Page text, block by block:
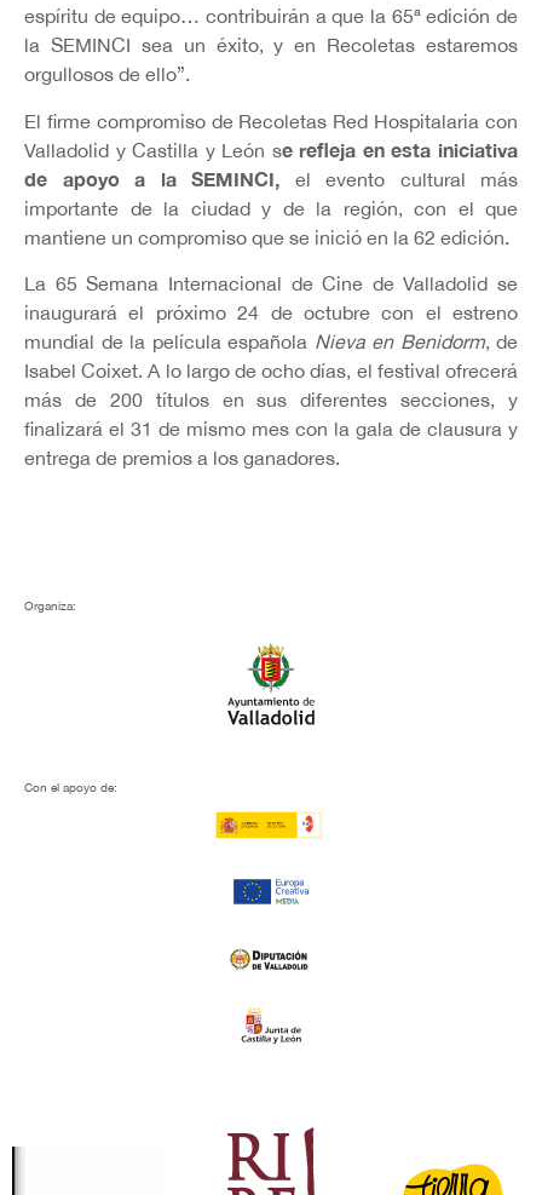
espíritu de equipo… contribuirán a que la 65ª edición de
la SEMINCI sea un éxito, y en Recoletas estaremos
orgullosos de ello”.
El firme compromiso de Recoletas Red Hospitalaria con
Valladolid y Castilla y León se refleja en esta iniciativa
de apoyo a la SEMINCI,
el evento cultural más
importante de la ciudad y de la región, con el que
mantiene un compromiso que se inició en la 62 edición.
La 65 Semana Internacional de Cine de Valladolid se
inaugurará el próximo 24 de octubre con el estreno
mundial de la película española Nieva en Benidorm, de
Isabel Coixet. A lo largo de ocho días, el festival ofrecerá
más de 200 títulos en sus diferentes secciones, y
finalizará el 31 de mismo mes con la gala de clausura y
entrega de premios a los ganadores.
Organiza:
Con el apoyo de: